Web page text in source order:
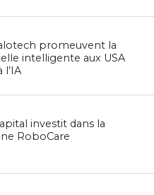
promeuvent la
intelligente aux USA
l’IA
investit dans la
RoboCare